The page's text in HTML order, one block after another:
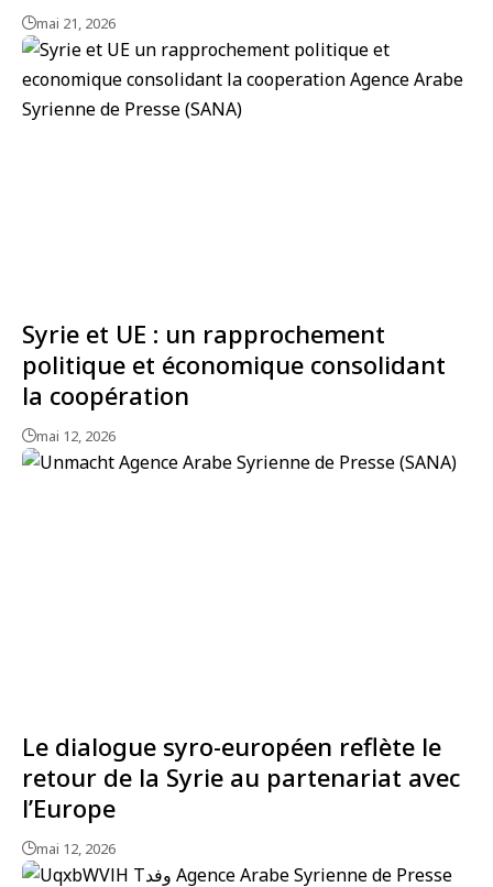
mai 21, 2026
Syrie et UE : un rapprochement
politique et économique consolidant
la coopération
mai 12, 2026
Le dialogue syro-européen reflète le
retour de la Syrie au partenariat avec
l’Europe
mai 12, 2026